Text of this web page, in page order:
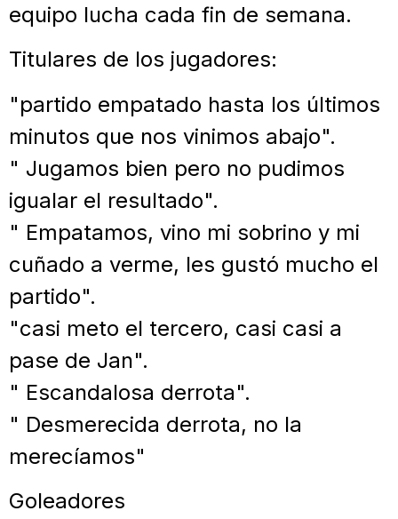
equipo lucha cada fin de semana.
Titulares de los jugadores:
"partido empatado hasta los últimos
minutos que nos vinimos abajo".
" Jugamos bien pero no pudimos
igualar el resultado".
" Empatamos, vino mi sobrino y mi
cuñado a verme, les gustó mucho el
partido".
"casi meto el tercero, casi casi a
pase de Jan".
" Escandalosa derrota".
" Desmerecida derrota, no la
merecíamos"
Goleadores